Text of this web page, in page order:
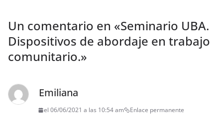
Un comentario en «Seminario UBA.
Dispositivos de abordaje en trabajo
comunitario.»
Emiliana
el 06/06/2021 a las 10:54 am Enlace permanente